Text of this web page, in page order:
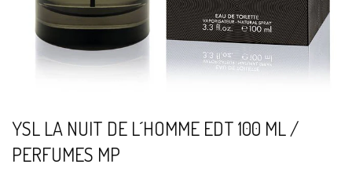
YSL LA NUIT DE L´HOMME EDT 100 ML /
PERFUMES MP